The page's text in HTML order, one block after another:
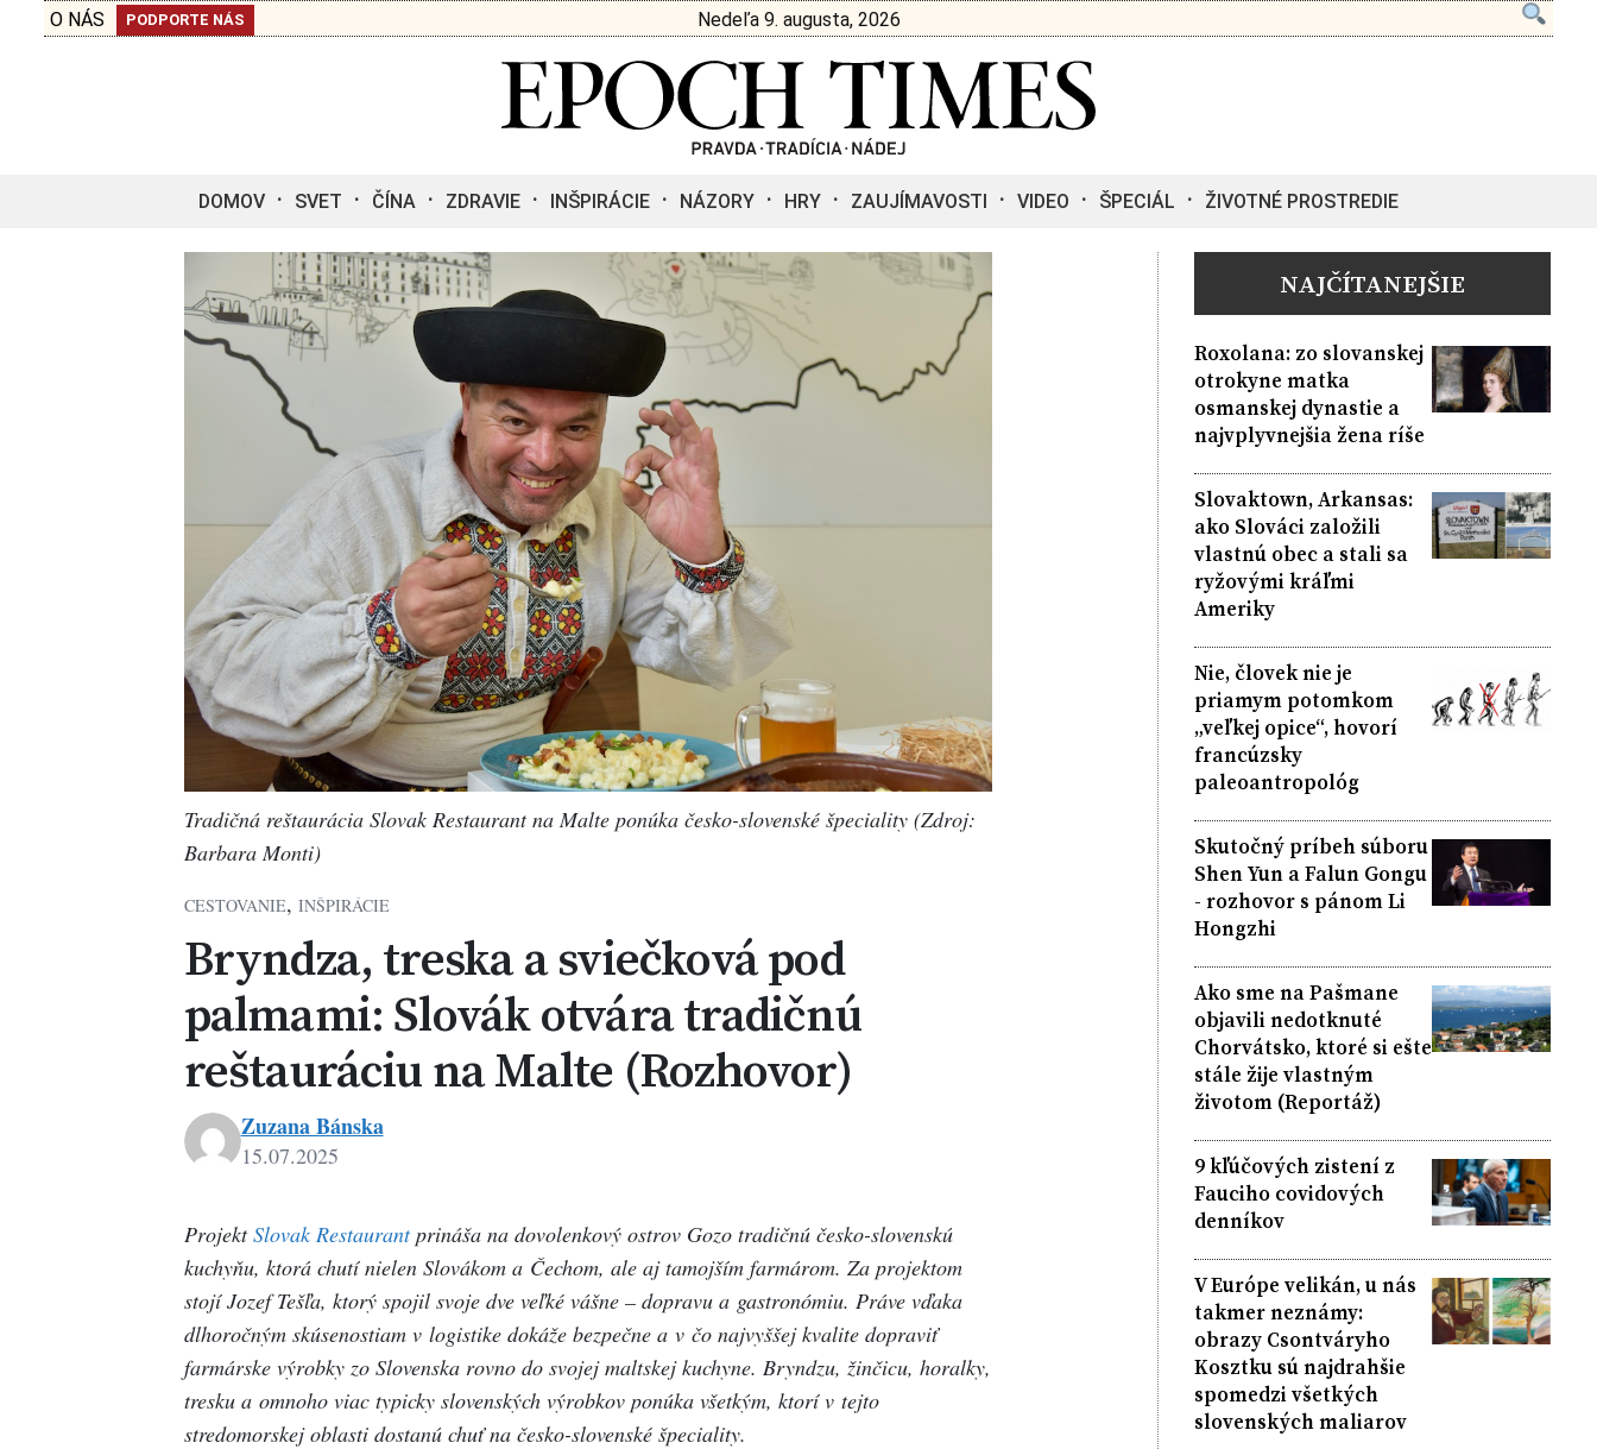
O NÁS PODPORTE NÁS Nedeľa 9. augusta, 2026
DOMOV SVET ČÍNA ZDRAVIE INŠPIRÁCIE NÁZORY HRY ZAUJÍMAVOSTI VIDEO ŠPECIÁL ŽIVOTNÉ PROSTREDIE
Tradičná reštaurácia Slovak Restaurant na Malte ponúka česko-slovenské špeciality (Zdroj:
Barbara Monti)
CESTOVANIE, INŠPIRÁCIE
Bryndza, treska a sviečková pod
palmami: Slovák otvára tradičnú
reštauráciu na Malte (Rozhovor)
Zuzana Bánska
15.07.2025
ProjektSlovak Restaurantprináša na dovolenkový ostrov Gozo tradičnú česko-slovenskú
kuchyňu, ktorá chutí nielen Slovákom a Čechom, ale aj tamojším farmárom. Za projektom
stojí Jozef Tešľa, ktorý spojil svoje dve veľké vášne – dopravu a gastronómiu. Práve vďaka
dlhoročným skúsenostiam v logistike dokáže bezpečne a v čo najvyššej kvalite dopraviť
farmárske výrobky zo Slovenska rovno do svojej maltskej kuchyne. Bryndzu, žinčicu, horalky,
tresku a omnoho viac typicky slovenských výrobkov ponúka všetkým, ktorí v tejto
stredomorskej oblasti dostanú chuť na česko-slovenské špeciality.
NAJČÍTANEJŠIE
Roxolana: zo slovanskej
otrokyne matka
osmanskej dynastie a
najvplyvnejšia žena ríše
Slovaktown, Arkansas:
ako Slováci založili
vlastnú obec a stali sa
ryžovými kráľmi
Ameriky
Nie, človek nie je
priamym potomkom
„veľkej opice“, hovorí
francúzsky
paleoantropológ
Skutočný príbeh súboru
Shen Yun a Falun Gongu
- rozhovor s pánom Li
Hongzhi
Ako sme na Pašmane
objavili nedotknuté
Chorvátsko, ktoré si ešte
stále žije vlastným
životom (Reportáž)
9 kľúčových zistení z
Fauciho covidových
denníkov
V Európe velikán, u nás
takmer neznámy:
obrazy Csontváryho
Kosztku sú najdrahšie
spomedzi všetkých
slovenských maliarov